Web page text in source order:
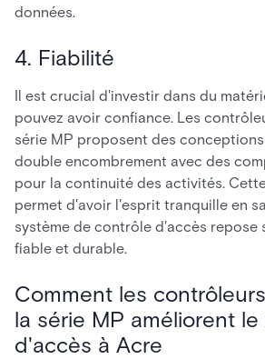
données.
4. Fiabilité
Il est crucial d'investir dans du
pouvez avoir confiance. Les
série MP proposent des
double encombrement avec des
pour la continuité des activités.
permet d'avoir l'esprit tranquille en
système de contrôle d'accès repose
fiable et durable.
Comment les
la série MP améliorent
d'accès à Acre